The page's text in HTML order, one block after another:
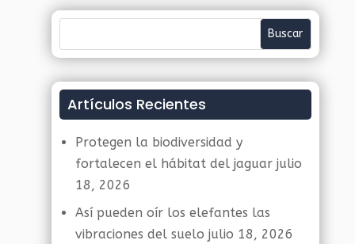
Artículos Recientes
Protegen la biodiversidad y
fortalecen el hábitat del jaguar julio
18, 2026
Así pueden oír los elefantes las
vibraciones del suelo julio 18, 2026